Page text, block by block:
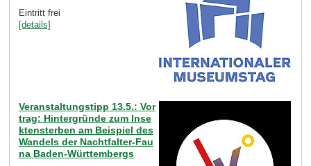
Eintritt frei
[details]
Veranstaltungstipp 13.5.: Vor
trag: Hintergründe zum Inse
ktensterben am Beispiel des
Wandels der Nachtfalter-Fau
na Baden-Württembergs